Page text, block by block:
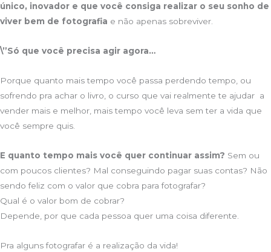
único, inovador e que você consiga realizar o seu sonho de
viver bem de fotografia e não apenas sobreviver.
\”Só que você precisa agir agora…
Porque quanto mais tempo você passa perdendo tempo, ou
sofrendo pra achar o livro, o curso que vai realmente te ajudar a
vender mais e melhor, mais tempo você leva sem ter a vida que
você sempre quis.
E quanto tempo mais você quer continuar assim? Sem ou
com poucos clientes? Mal conseguindo pagar suas contas? Não
sendo feliz com o valor que cobra para fotografar?
Qual é o valor bom de cobrar?
Depende, por que cada pessoa quer uma coisa diferente.
Pra alguns fotografar é a realização da vida!